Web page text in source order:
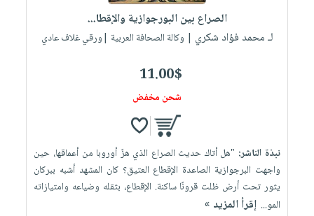
الصراع بين البورجوازية والإقطا...
لـ محمد فؤاد شكري | وكالة الصحافة العربية |ورقي غلاف عادي
11.00$
شحن مخفض
نبذة الناشر: "هل أتاك حديث الصراع الذي هزّ أوروبا من أعماقها، حين
واجهت البرجوازية الصاعدة الإقطاع العتيق؟ كان المشهد أشبه ببركان
يثور تحت أرض ظلت قرونًا ساكنة. الإقطاع، بثقله وضياعه وامتيازاته
المو... إقرأ المزيد »